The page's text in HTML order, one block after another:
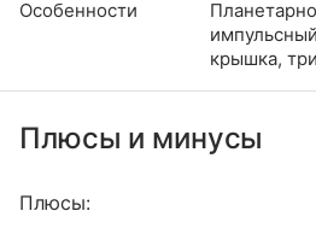
Особенности
крышка,
Плюсы и минусы
Плюсы: